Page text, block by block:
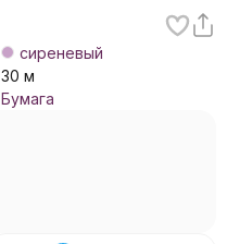
сиреневый
30 м
Бумага